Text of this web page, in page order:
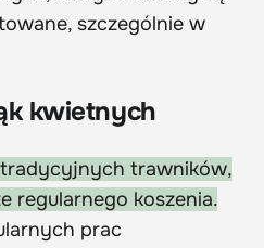
szczególnie w
kwietnych
trawników,
regularnego koszenia.
prac